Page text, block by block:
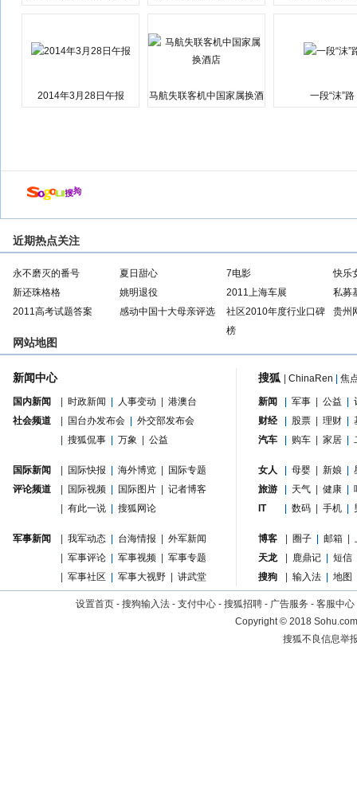
2014年3月28日午报
马航失联客机中国家属换酒
一段“沫”路
近期热点关注
永不磨灭的番号 夏日甜心 7电影
快乐
新还珠格格
姚明退役 2011上海车展
私募
2011高考试题答案
感动中国十大母亲评选
社区2010年度行业口碑
榜
贵州
网站地图
新闻中心
国内新闻 时政新闻 人事变动
港澳台
国台办发布会 外交部发布会
社会频道
搜狐侃事 万象 公益
国际新闻 国际快报 海外博览
国际专题
国际视频 国际图片 记者博客
评论频道
有此一说 搜狐网论
军事新闻 我军动态 台海情报
外军新闻
军事评论 军事视频
军事专题
军事社区 军事大视野 讲武堂
搜狐 ChinaRen 焦
新闻 军事 公益
财经
股票 理财
汽车
购车 家居
女人 母婴 新娘
旅游
天气 健康
IT
数码 手机
博客 圈子 邮箱
天龙
鹿鼎记
短信
搜狗
输入法 地图
设置首页 - 搜狗输入法 - 支付中心 - 搜狐招聘 - 广告服务 - 客服中心
Copyright©2018
搜狐不良信息举